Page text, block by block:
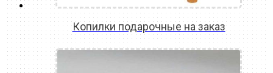
Копилки подарочные на заказ
READ MORE